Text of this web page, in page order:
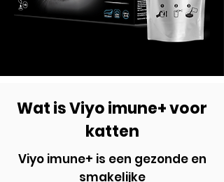
Wat is Viyo imune+ voor
katten
Viyo imune+ is een gezonde en
smakelijke